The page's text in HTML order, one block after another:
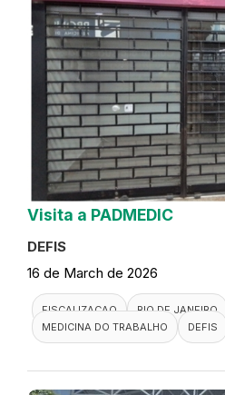
Visita a PADMEDIC
DEFIS
16 de March de 2026
FISCALIZACAO
RIO DE JANEIRO
MEDICINA DO TRABALHO
DEFIS